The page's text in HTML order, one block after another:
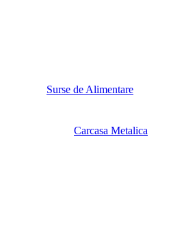
Surse de Alimentare
Carcasa Metalica